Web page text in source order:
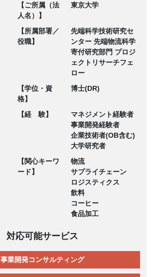
【ご所属（法
人名）】
東京大学
【所属部署／
役職】
先端科学技術研究セ
ンター 先端物流科学
寄付研究部門 プロジ
ェクトリサーチフェ
ロー
【学位・資
格】
博士(DR)
【経 験】
マネジメント経験者
事業開発経験者
企業技術者(OB含む)
大学研究者
【関心キーワ
ード】
物流
サプライチェーン
ロジスティクス
飲料
コーヒー
食品加工
対応可能サービス
事業開発コンサルティング